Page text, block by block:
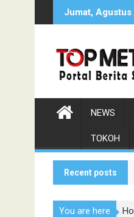
Jumat, Agustus
NEWS
TOKOH
Recent posts
You are here